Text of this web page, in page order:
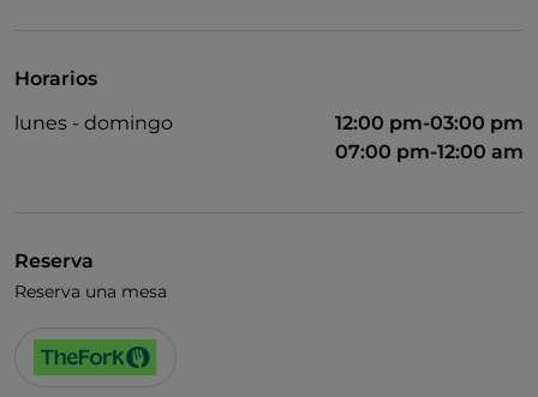
Horarios
lunes - domingo
12:00 pm-03:00 pm
07:00 pm-12:00 am
Reserva
Reserva una mesa